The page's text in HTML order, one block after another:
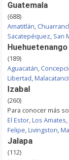
Guatemala
(688)
Amatitlán,
Sacatepéquez, San
Huehuetenango
(189)
Aguacatán,
Libertad,
Izabal
(260)
Para conocer más
El Estor,Los Amates,
Felipe,Livingston,
Jalapa
(112)